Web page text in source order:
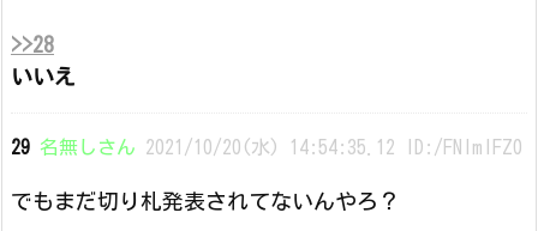
>>28
いいえ
29 名無しさん 2021/10/20(水) 14:54:35.12 ID:/FNlmIFZ0
でもまだ切り札発表されてないんやろ？